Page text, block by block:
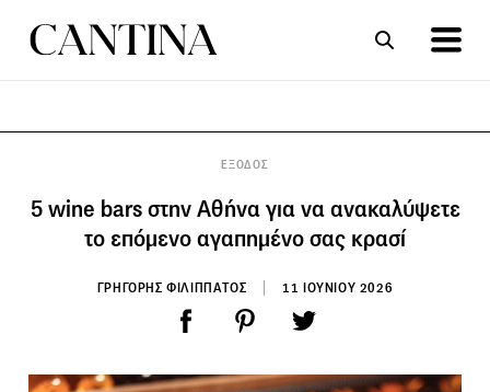
ΕΞΟΔΟΣ
5 wine bars στην Αθήνα για να ανακαλύψετε
το επόμενο αγαπημένο σας κρασί
ΓΡΗΓΟΡΗΣ ΦΙΛΙΠΠΑΤΟΣ 11 ΙΟΥΝΙΟΥ 2026